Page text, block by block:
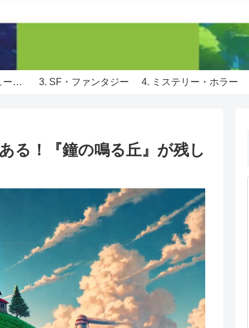
2. ロマンス・ヒューマンドラマ 3. SF・ファンタジー 4. ミステリー・ホラー
る！『鐘の鳴る丘』が残し